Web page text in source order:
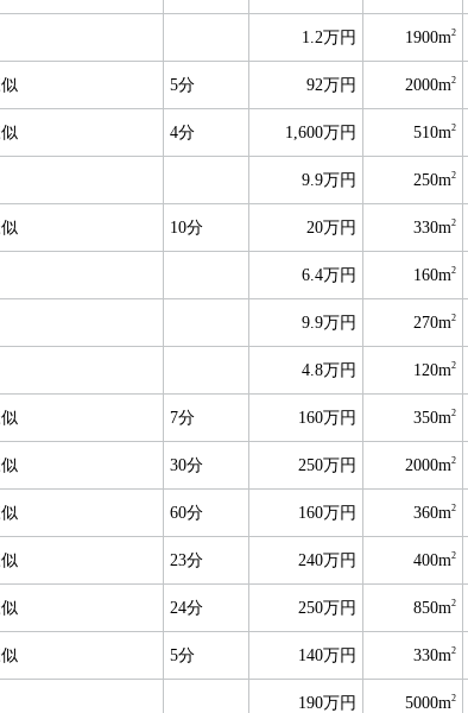
1.2万円 1900m2
5分 92万円 2000m2
4分 1,600万円 510m2
9.9万円 250m2
10分 20万円 330m2
6.4万円 160m2
9.9万円 270m2
4.8万円 120m2
7分 160万円 350m2
30分 250万円 2000m2
60分 160万円 360m2
23分 240万円 400m2
24分 250万円 850m2
5分 140万円 330m2
190万円 5000m2